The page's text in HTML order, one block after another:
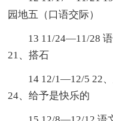
园地五（口语交际）
13 11/24—11/28
21、搭石
14 12/1—12/5 22
24、给予是快乐的